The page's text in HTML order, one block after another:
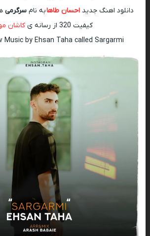
دانلود اهنگ جدید احسان طاهابه نام سرگرمی
کیفیت 320 از رسانه ی
کاشان
Music by Ehsan Taha called Sargarmi